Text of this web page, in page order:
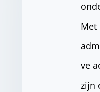
Met
ve
zijn